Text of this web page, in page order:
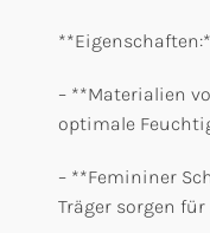
– **Materialien
optimale
– **Femininer
Träger sorgen